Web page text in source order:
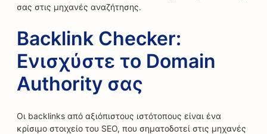
σας στις μηχανές αναζήτησης.
Backlink Checker:
Ενισχύστε το Domain
Authority σας
Οι backlinks από αξιόπιστους ιστότοπους είναι ένα
κρίσιμο στοιχείο του SEO, που σηματοδοτεί στις μηχανές